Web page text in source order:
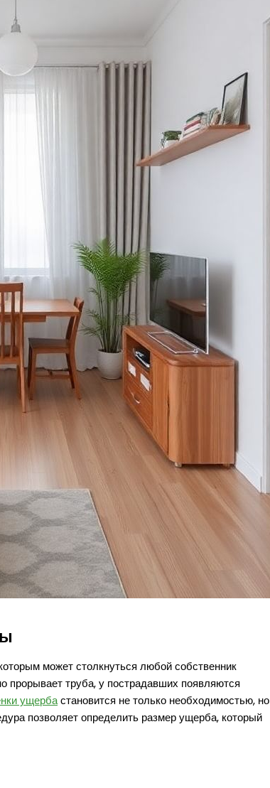
может столкнуться любой собственник
прорывает труба, у пострадавших появляются
ущербастановится не только необходимостью, но
позволяет определить размер ущерба, который